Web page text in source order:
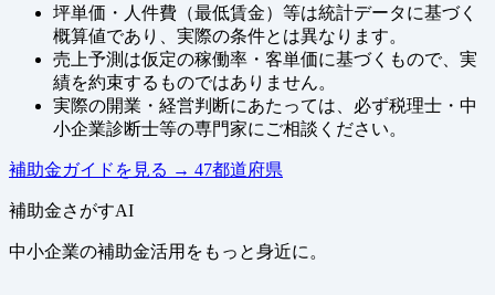
坪単価・人件費（最低賃金）等は統計データに基づく
概算値であり、実際の条件とは異なります。
売上予測は仮定の稼働率・客単価に基づくもので、実
績を約束するものではありません。
実際の開業・経営判断にあたっては、必ず税理士・中
小企業診断士等の専門家にご相談ください。
補助金ガイドを見る → 47都道府県
補助金さがすAI
中小企業の補助金活用をもっと身近に。